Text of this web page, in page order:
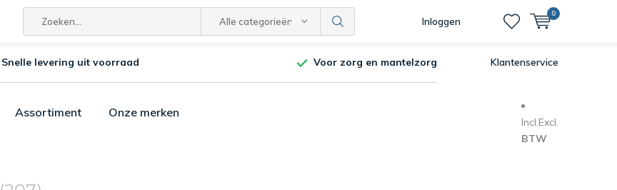
Alle categorieën Inloggen
0
Snelle levering uit voorraad Voor zorg en mantelzorg Klantenservice
Assortiment Onze merken
Incl. Excl.
BTW